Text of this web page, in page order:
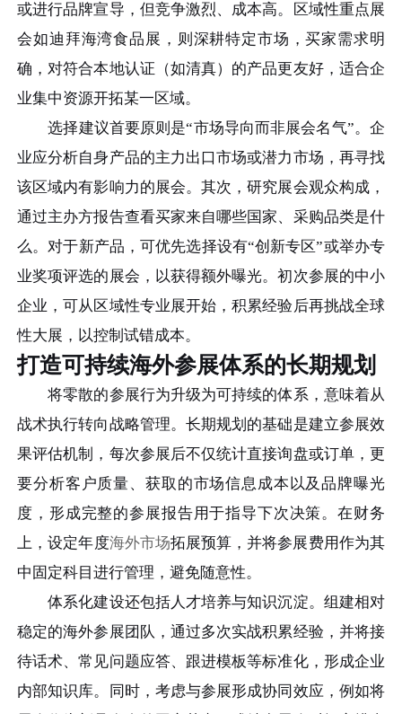
或进行品牌宣导，但竞争激烈、成本高。区域性重点展
会如迪拜海湾食品展，则深耕特定市场，买家需求明
确，对符合本地认证（如清真）的产品更友好，适合企
业集中资源开拓某一区域。
选择建议首要原则是“市场导向而非展会名气”。企
业应分析自身产品的主力出口市场或潜力市场，再寻找
该区域内有影响力的展会。其次，研究展会观众构成，
通过主办方报告查看买家来自哪些国家、采购品类是什
么。对于新产品，可优先选择设有“创新专区”或举办专
业奖项评选的展会，以获得额外曝光。初次参展的中小
企业，可从区域性专业展开始，积累经验后再挑战全球
性大展，以控制试错成本。
打造可持续海外参展体系的长期规划
将零散的参展行为升级为可持续的体系，意味着从
战术执行转向战略管理。长期规划的基础是建立参展效
果评估机制，每次参展后不仅统计直接询盘或订单，更
要分析客户质量、获取的市场信息成本以及品牌曝光
度，形成完整的参展报告用于指导下次决策。在财务
上，设定年度海外市场拓展预算，并将参展费用作为其
中固定科目进行管理，避免随意性。
体系化建设还包括人才培养与知识沉淀。组建相对
稳定的海外参展团队，通过多次实战积累经验，并将接
待话术、常见问题应答、跟进模板等标准化，形成企业
内部知识库。同时，考虑与参展形成协同效应，例如将